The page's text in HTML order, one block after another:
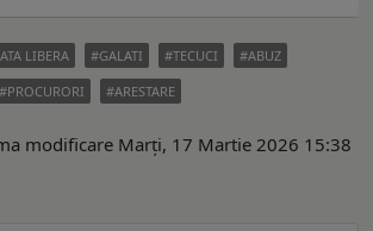
LIBERA GALATI TECUCI
ABUZ
PROCURORI ARESTARE
modificare Marți, 17 Martie 2026 15:38